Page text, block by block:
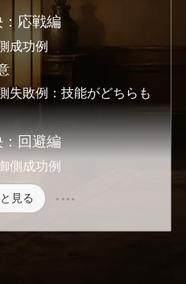
応戦編
成功例
失敗例：技能がどちらも
回避編
側成功例
見る